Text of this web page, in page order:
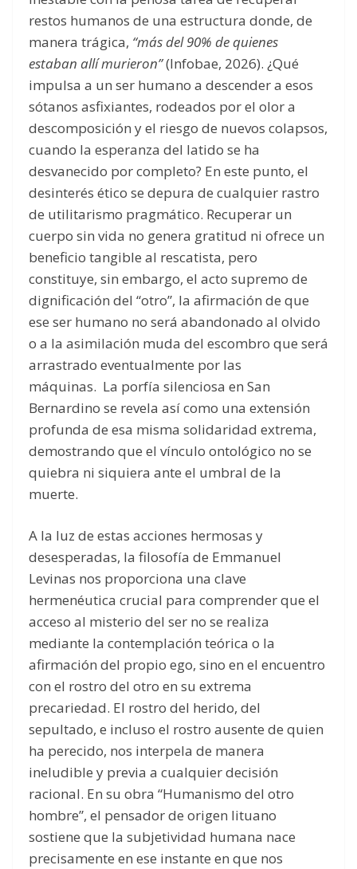
restos humanos de una estructura donde, de
manera trágica, “más del 90% de quienes
estaban allí murieron”(Infobae, 2026). ¿Qué
impulsa a un ser humano a descender a esos
sótanos asfixiantes, rodeados por el olor a
descomposición y el riesgo de nuevos colapsos,
cuando la esperanza del latido se ha
desvanecido por completo? En este punto, el
desinterés ético se depura de cualquier rastro
de utilitarismo pragmático. Recuperar un
cuerpo sin vida no genera gratitud ni ofrece un
beneficio tangible al rescatista, pero
constituye, sin embargo, el acto supremo de
dignificación del “otro”, la afirmación de que
ese ser humano no será abandonado al olvido
o a la asimilación muda del escombro que será
arrastrado eventualmente por las
máquinas. La porfía silenciosa en San
Bernardino se revela así como una extensión
profunda de esa misma solidaridad extrema,
demostrando que el vínculo ontológico no se
quiebra ni siquiera ante el umbral de la
muerte.
A la luz de estas acciones hermosas y
desesperadas, la filosofía de Emmanuel
Levinas nos proporciona una clave
hermenéutica crucial para comprender que el
acceso al misterio del ser no se realiza
mediante la contemplación teórica o la
afirmación del propio ego, sino en el encuentro
con el rostro del otro en su extrema
precariedad. El rostro del herido, del
sepultado, e incluso el rostro ausente de quien
ha perecido, nos interpela de manera
ineludible y previa a cualquier decisión
racional. En su obra “Humanismo del otro
hombre”, el pensador de origen lituano
sostiene que la subjetividad humana nace
precisamente en ese instante en que nos